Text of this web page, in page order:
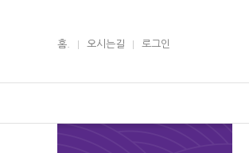
홈. 오시는길 로그인